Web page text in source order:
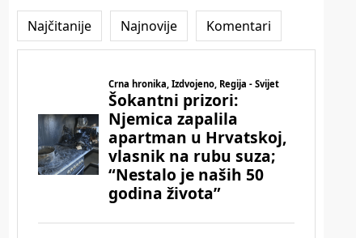
Najčitanije Najnovije Komentari